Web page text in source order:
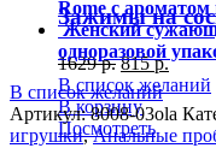
Зажимы на
1629р. 815р.
В список желаний
В корзину
Посмотреть
Rome с ароматом
Женский
одноразовой
В список желаний
Артикул:8008-03ola
игрушки, Анальные